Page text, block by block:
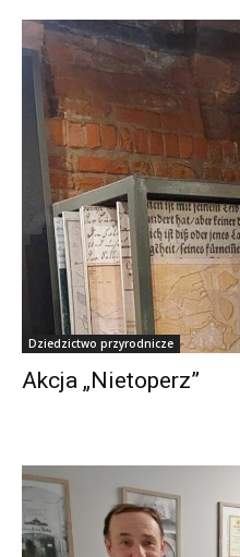
Dziedzictwo przyrodnicze
Akcja „Nietoperz”